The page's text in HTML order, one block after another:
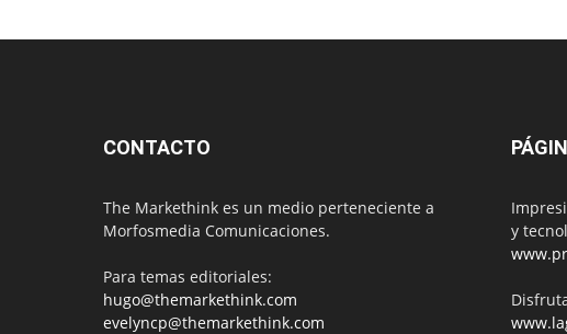
CONTACTO
The Markethink es un medio perteneciente a
Morfosmedia Comunicaciones.
Para temas editoriales:
hugo@themarkethink.com
evelyncp@themarkethink.com
y